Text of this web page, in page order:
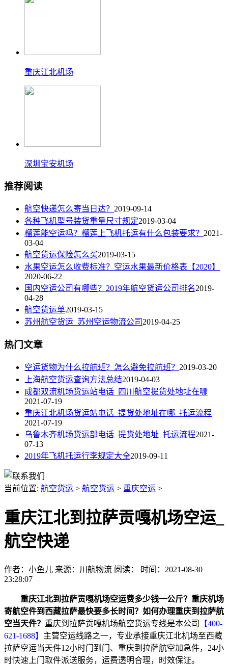
重庆江北机场
深圳宝安机场
推荐阅读
航空快递怎么寄当日达？ 2019-09-14
各种飞机型号装货重量尺寸规定2019-03-04
榴莲能空运吗？榴莲上飞机托运有什么包装要求？ 2021-
03-04
航空货运保险怎么买2019-03-15
水果空运怎么收费标准？空运水果最新价格表【2020】
2020-06-22
国内空运公司有哪些？2019年航空货运公司排名2019-
04-28
航空货运单2019-03-15
苏州航空货运_苏州空运物流公司 2019-04-25
热门文章
空运货物为什么拉航班？怎么避免拉航班？ 2019-03-20
上海航空货运查询方法总结2019-04-03
成都双流机场货运站电话_四川航空提货处地址在哪
2021-07-19
重庆江北机场货运站电话_提货处地址在哪_托运流程
2021-07-19
乌鲁木齐机场货运部电话_提货处地址_托运流程2021-
07-13
2019年飞机托运行李规定大全2019-09-11
当前位置: 航空货运 > 航空货运 > 重庆空运 >
重庆江北到拉萨贡嘎机场空运_
航空快递
作者：小鱼儿 来源：川航物流 阅读：
时间：2021-08-30
23:28:07
重庆江北到拉萨贡嘎机场空运费多少钱一公斤？重庆机场
寄航空件到西藏拉萨最快要多长时间？如何办理重庆到拉萨航
空当天件？ 重庆到拉萨贡嘎机场航空货运专线是本公司
【400-
621-1688】 主营空运线路之一，专业承接重庆江北机场至西藏
拉萨空运当天件12小时门到门、重庆到拉萨航空加急件，24小
时快速上门取件派送服务，运费透明合理，时效保证。